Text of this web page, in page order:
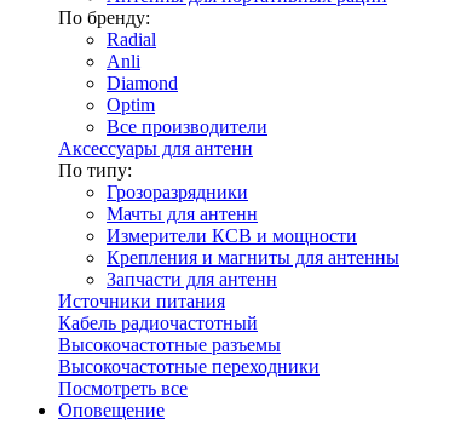
По бренду:
Radial
Anli
Diamond
Optim
Все производители
Аксессуары для антенн
По типу:
Грозоразрядники
Мачты для антенн
Измерители КСВ и мощности
Крепления и магниты для антенны
Запчасти для антенн
Источники питания
Кабель радиочастотный
Высокочастотные разъемы
Высокочастотные переходники
Посмотреть все
Оповещение